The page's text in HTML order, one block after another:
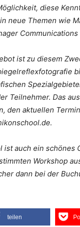
diese
neue Themen wie
Communications
ist zu diesem
Teilnehmer. Das
den aktuellen
ist auch ein schönes
Workshop
dann bei der
teilen